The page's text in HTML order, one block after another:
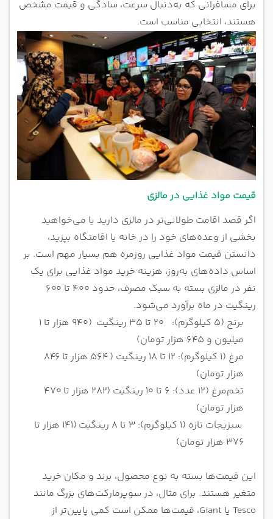
برای مسافرانی که به‌دنبال سرعت، سادگی و قیمت مشخص
هستند، انتخابی مناسب است.
قیمت مواد غذایی در مالزی
اگر قصد اقامت طولانی‌تر در مالزی دارید یا می‌خواهید
بخشی از وعده‌های خود را در خانه یا اقامتگاه بپزید،
دانستن قیمت مواد غذایی روزمره هم بسیار مهم است. بر
اساس داده‌های به‌روز، هزینه خرید مواد غذایی برای یک
نفر در مالزی بسته به سبک مصرف، حدود ۴۰۰ تا ۶۰۰
رینگیت در ماه برآورد می‌شود.
برنج (۵ کیلوگرم)
: ۲۰ تا ۳۵ رینگیت (۹۴۰ هزار تا ۱
میلیون و ۶۴۵ هزار تومان)
مرغ (۱ کیلوگرم): ۱۲ تا ۱۸ رینگیت (
۵۶۴ هزار تا ۸۴۶
هزار تومان)
تخم‌مرغ (۱۲ عدد): ۶ تا ۱۰ رینگیت (۲۸۲ هزار تا ۴۷۰
هزار تومان)
سبزیجات تازه (۱ کیلوگرم): ۳ تا ۸ رینگیت
(
۱۴۱ هزار تا
۳۷۶ هزار تومان)
این قیمت‌ها بسته به نوع محصول، برند و مکان خرید
متغیر هستند. برای مثال، در سوپرمارکت‌های بزرگ مانند
Tesco یا Giant، قیمت‌ها ممکن است کمی پایین‌تر از